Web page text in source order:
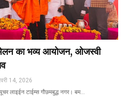
का भव्य आयोजन, ओजस्वी
14, 2026
लाइईन टाईम्स गौछमबुद्ध नगर। बम…